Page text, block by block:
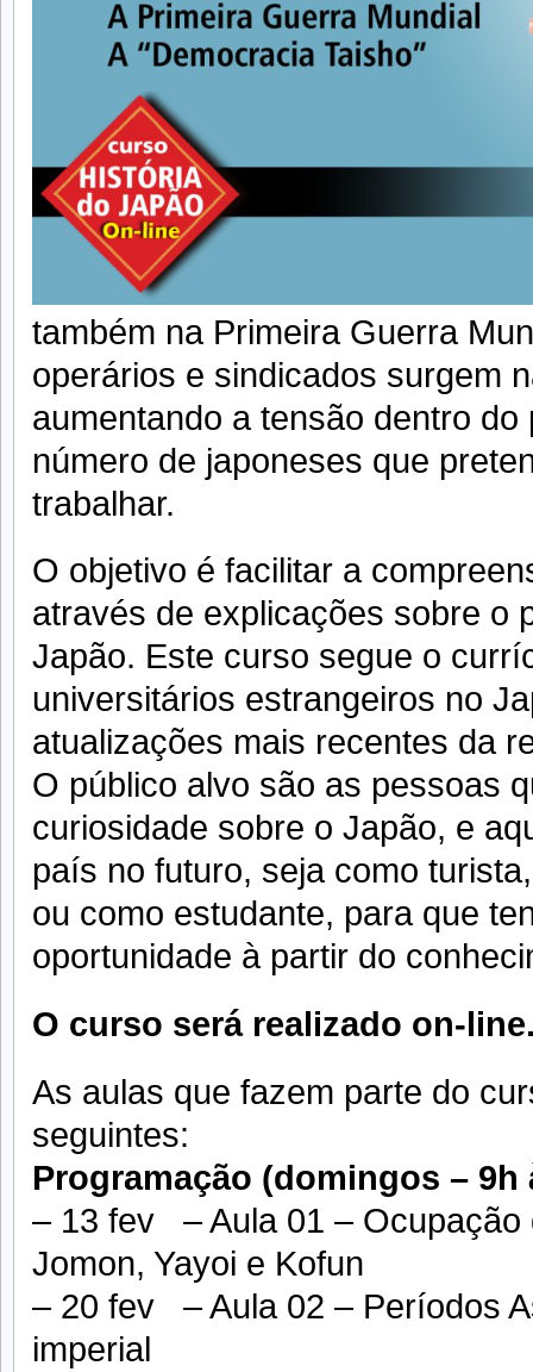
também na Primeira Guerra
operários e sindicados surgem
aumentando a tensão dentro
número de japoneses que
trabalhar.
O objetivo é facilitar a
através de explicações sobre o
Japão. Este curso segue o
universitários estrangeiros no
atualizações mais recentes da
O público alvo são as pessoas
curiosidade sobre o Japão, e
país no futuro, seja como
ou como estudante, para que
oportunidade à partir do
O curso será realizado on-
As aulas que fazem parte do
seguintes:
Programação (domingos –
– 13 fev – Aula 01 – Ocupação
Jomon, Yayoi e Kofun
– 20 fev – Aula 02 – Períodos
imperial